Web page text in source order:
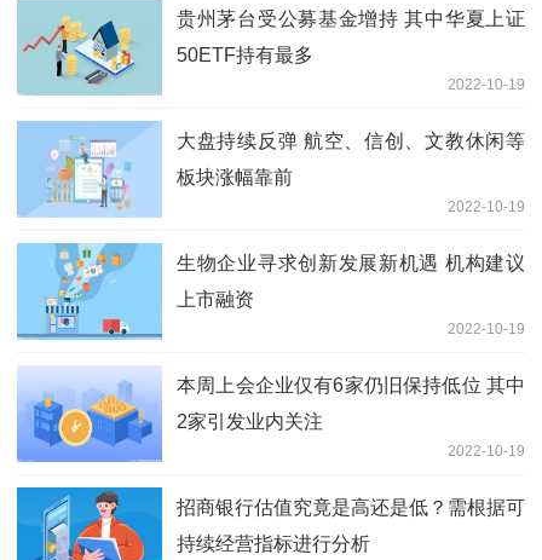
贵州茅台受公募基金增持 其中华夏上证
50ETF持有最多
2022-10-19
大盘持续反弹 航空、信创、文教休闲等
板块涨幅靠前
2022-10-19
生物企业寻求创新发展新机遇 机构建议
上市融资
2022-10-19
本周上会企业仅有6家仍旧保持低位 其中
2家引发业内关注
2022-10-19
招商银行估值究竟是高还是低？需根据可
持续经营指标进行分析